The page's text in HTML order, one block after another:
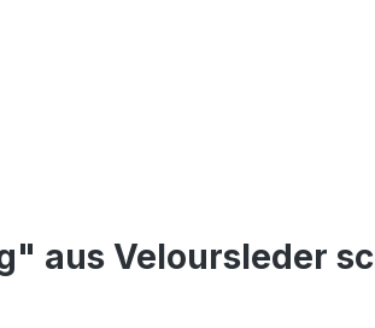
aus Veloursleder